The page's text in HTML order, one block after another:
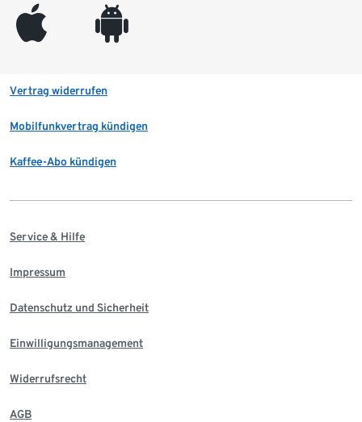
appleinc android
Vertrag widerrufen
Mobilfunkvertrag kündigen
Kaffee-Abo kündigen
Service & Hilfe
Impressum
Datenschutz und Sicherheit
Einwilligungsmanagement
Widerrufsrecht
AGB